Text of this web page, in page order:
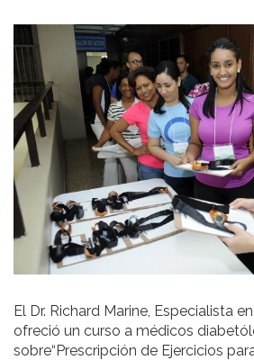
El Dr. Richard Marine, Especialista
ofreció un curso a médicos
sobre“Prescripción de Ejercicios